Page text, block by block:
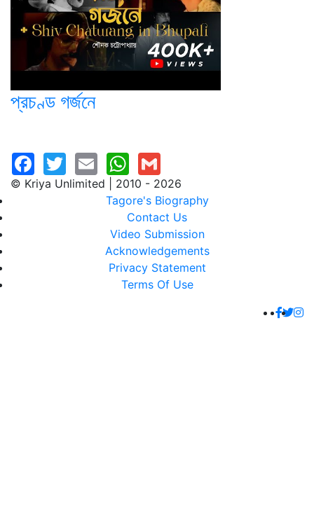
প্রচণ্ড গর্জনে
© Kriya Unlimited | 2010 - 2026
Tagore's Biography
Contact Us
Video Submission
Acknowledgements
Privacy Statement
Terms Of Use